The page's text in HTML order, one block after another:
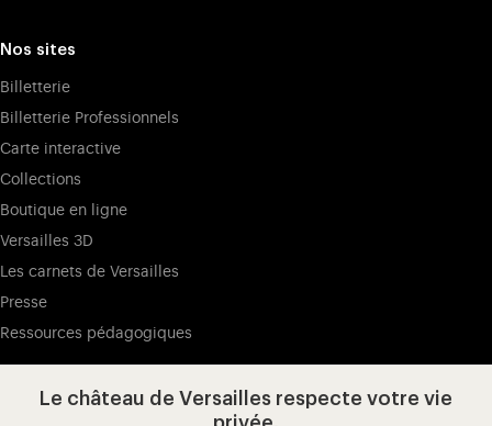
Nos sites
Billetterie
Billetterie Professionnels
Carte interactive
Collections
Boutique en ligne
Versailles 3D
Les carnets de Versailles
Presse
Ressources pédagogiques
Visitez notre Facebook (ouverture
Visitez notre X (ouverture dans un
Visitez notre Instagram
Visitez notre YouTube
Le château de Versailles respecte votre vie